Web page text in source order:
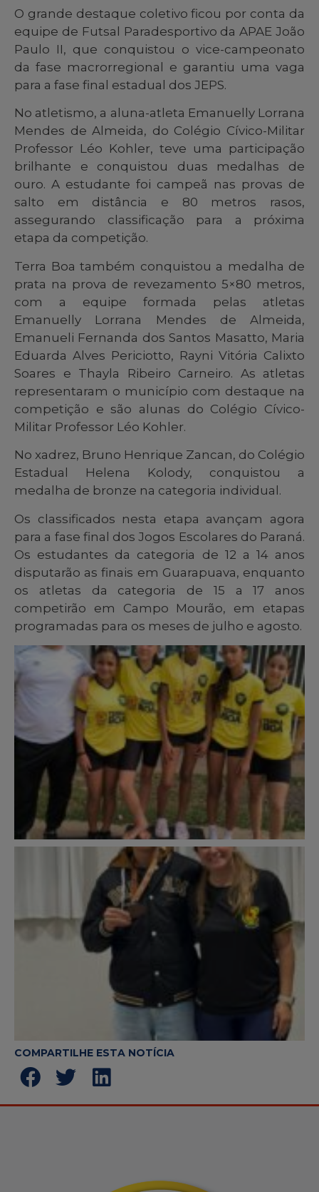
O grande destaque coletivo ficou por conta da
equipe de Futsal Paradesportivo da APAE João
Paulo II, que conquistou o vice-campeonato
da fase macrorregional e garantiu uma vaga
para a fase final estadual dos JEPS.
No atletismo, a aluna-atleta Emanuelly Lorrana
Mendes de Almeida, do Colégio Cívico-Militar
Professor Léo Kohler, teve uma participação
brilhante e conquistou duas medalhas de
ouro. A estudante foi campeã nas provas de
salto em distância e 80 metros rasos,
assegurando classificação para a próxima
etapa da competição.
Terra Boa também conquistou a medalha de
prata na prova de revezamento 5×80 metros,
com a equipe formada pelas atletas
Emanuelly Lorrana Mendes de Almeida,
Emanueli Fernanda dos Santos Masatto, Maria
Eduarda Alves Periciotto, Rayni Vitória Calixto
Soares e Thayla Ribeiro Carneiro. As atletas
representaram o município com destaque na
competição e são alunas do Colégio Cívico-
Militar Professor Léo Kohler.
No xadrez, Bruno Henrique Zancan, do Colégio
Estadual Helena Kolody, conquistou a
medalha de bronze na categoria individual.
Os classificados nesta etapa avançam agora
para a fase final dos Jogos Escolares do Paraná.
Os estudantes da categoria de 12 a 14 anos
disputarão as finais em Guarapuava, enquanto
os atletas da categoria de 15 a 17 anos
competirão em Campo Mourão, em etapas
programadas para os meses de julho e agosto.
COMPARTILHE ESTA NOTÍCIA